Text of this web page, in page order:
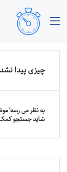
چیزی پیدا نشد
به نظر می رسه’
شاید جستجو